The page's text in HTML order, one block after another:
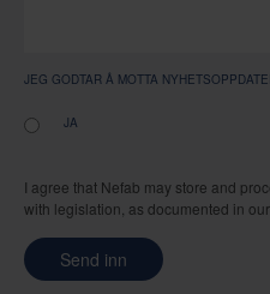
JEG GODTAR Å MOTTA
JA
I agree that Nefab may store and
with legislation, as documented in our
Send inn